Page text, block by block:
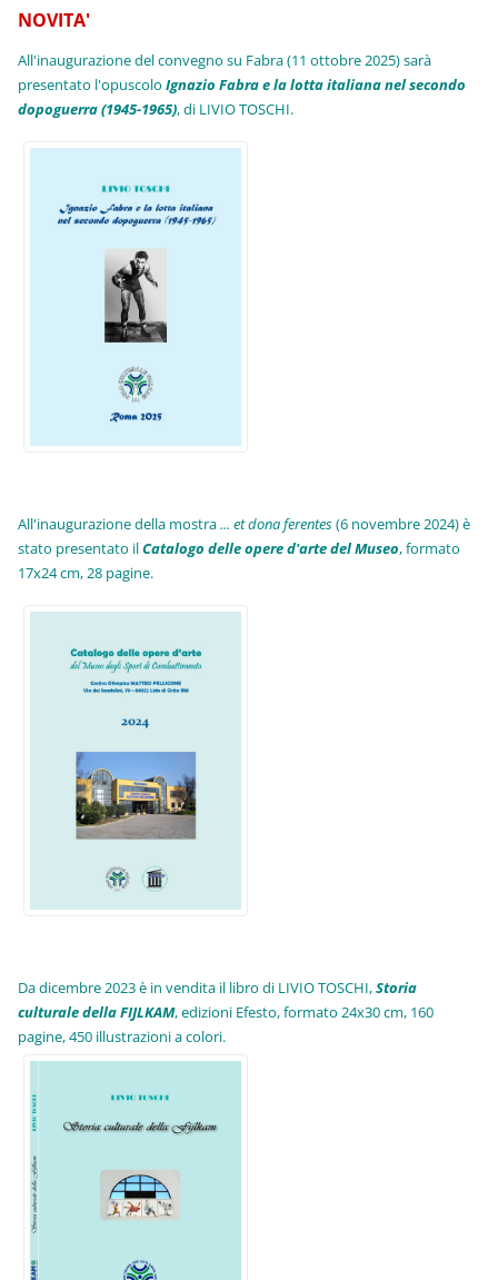
NOVITA'
All'inaugurazione del convegno su Fabra (11 ottobre 2025) sarà
presentato l'opuscoloIgnazio Fabra e la lotta italiana nel secondo
dopoguerra (1945-1965), di LIVIO TOSCHI.
All'inaugurazione della mostra... et dona ferentes(6 novembre 2024) è
stato presentato ilCatalogo delle opere d'arte del Museo, formato
17x24 cm, 28 pagine.
Da dicembre 2023 è in vendita il libro di LIVIO TOSCHI,Storia
culturale della FIJLKAM, edizioni Efesto, formato 24x30 cm, 160
pagine, 450 illustrazioni a colori.